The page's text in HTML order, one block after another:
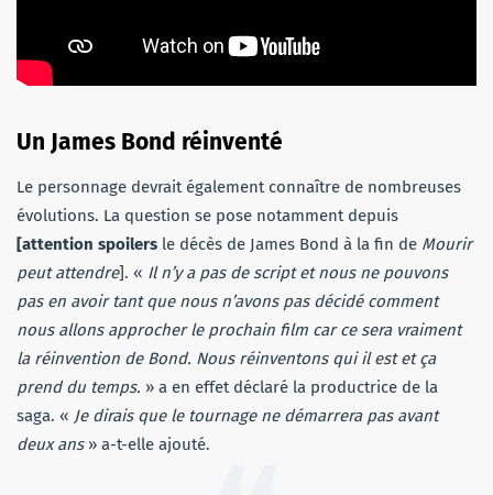
Un James Bond réinventé
Le personnage devrait également connaître de nombreuses
évolutions. La question se pose notamment depuis
[attention spoilers le décès de James Bond à la fin de Mourir
peut attendre]. « Il n’y a pas de script et nous ne pouvons
pas en avoir tant que nous n’avons pas décidé comment
nous allons approcher le prochain film car ce sera vraiment
la réinvention de Bond. Nous réinventons qui il est et ça
prend du temps. » a en effet déclaré la productrice de la
saga. « Je dirais que le tournage ne démarrera pas avant
deux ans» a-t-elle ajouté.